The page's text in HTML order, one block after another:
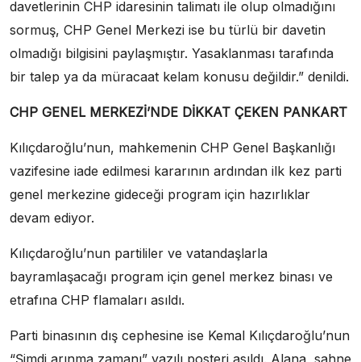
davetlerinin CHP idaresinin talimatı ile olup olmadığını
sormuş, CHP Genel Merkezi ise bu türlü bir davetin
olmadığı bilgisini paylaşmıştır. Yasaklanması tarafında
bir talep ya da müracaat kelam konusu değildir.” denildi.
CHP GENEL MERKEZİ’NDE DİKKAT ÇEKEN PANKART
Kılıçdaroğlu’nun, mahkemenin CHP Genel Başkanlığı
vazifesine iade edilmesi kararının ardından ilk kez parti
genel merkezine gideceği program için hazırlıklar
devam ediyor.
Kılıçdaroğlu’nun partililer ve vatandaşlarla
bayramlaşacağı program için genel merkez binası ve
etrafına CHP flamaları asıldı.
Parti binasının dış cephesine ise Kemal Kılıçdaroğlu’nun
“Şimdi arınma zamanı” yazılı posteri asıldı. Alana, sahne